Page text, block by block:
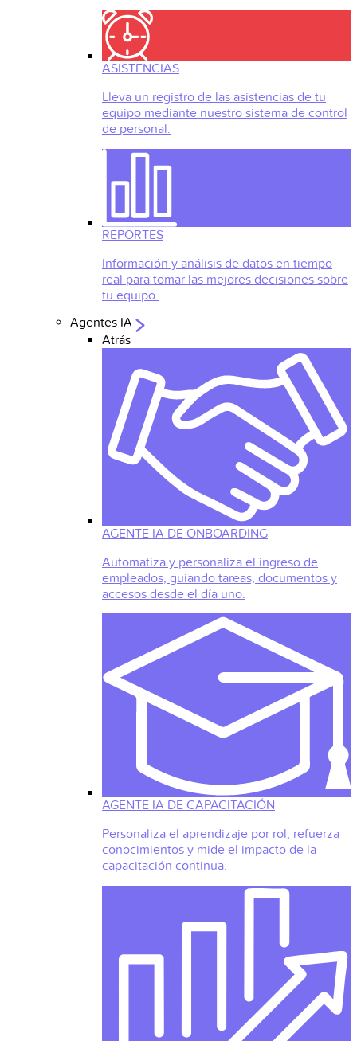
ASISTENCIAS
Lleva un registro de las asistencias de tu
equipo mediante nuestro sistema de control
de personal.
REPORTES
Información y análisis de datos en tiempo
real para tomar las mejores decisiones sobre
tu equipo.
Agentes IA
Atrás
AGENTE IA DE ONBOARDING
Automatiza y personaliza el ingreso de
empleados, guiando tareas, documentos y
accesos desde el día uno.
AGENTE IA DE CAPACITACIÓN
Personaliza el aprendizaje por rol, refuerza
conocimientos y mide el impacto de la
capacitación continua.